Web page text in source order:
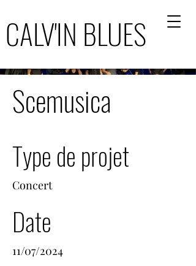
CALV'IN BLUES
CALV'IN BLUES
Scemusica
Type de projet
Concert
Date
11/07/2024